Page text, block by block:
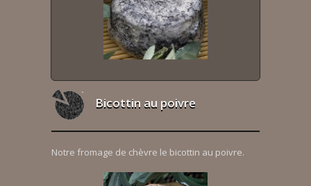
Bicottin au poivre
Notre fromage de chèvre le bicottin au poivre.